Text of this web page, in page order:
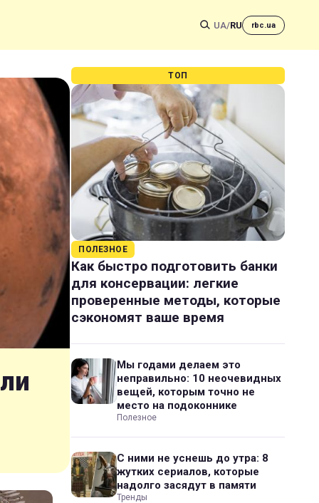
UA/RU rbc.ua
ТОП
ПОЛЕЗНОЕ
Как быстро подготовить банки
для консервации: легкие
проверенные методы, которые
сэкономят ваше время
Мы годами делаем это
неправильно: 10 неочевидных
вещей, которым точно не
место на подоконнике
Полезное
С ними не уснешь до утра: 8
жутких сериалов, которые
надолго засядут в памяти
Тренды